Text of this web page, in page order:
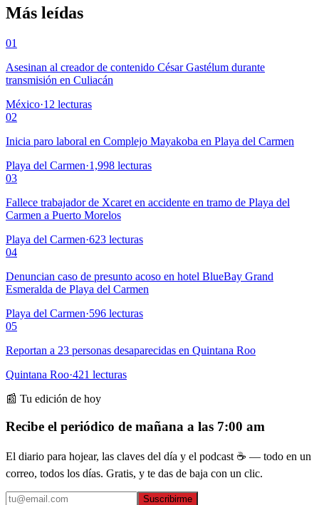
Más leídas
01
Asesinan al creador de contenido César Gastélum durante
transmisión en Culiacán
México·12 lecturas
02
Inicia paro laboral en Complejo Mayakoba en Playa del Carmen
Playa del Carmen·1,998 lecturas
03
Fallece trabajador de Xcaret en accidente en tramo de Playa del
Carmen a Puerto Morelos
Playa del Carmen·623 lecturas
04
Denuncian caso de presunto acoso en hotel BlueBay Grand
Esmeralda de Playa del Carmen
Playa del Carmen·596 lecturas
05
Reportan a 23 personas desaparecidas en Quintana Roo
Quintana Roo·421 lecturas
📰 Tu edición de hoy
Recibe el periódico de mañana a las 7:00 am
El diario para hojear, las claves del día y el podcast ☕ — todo en un
correo, todos los días. Gratis, y te das de baja con un clic.
Suscribirme